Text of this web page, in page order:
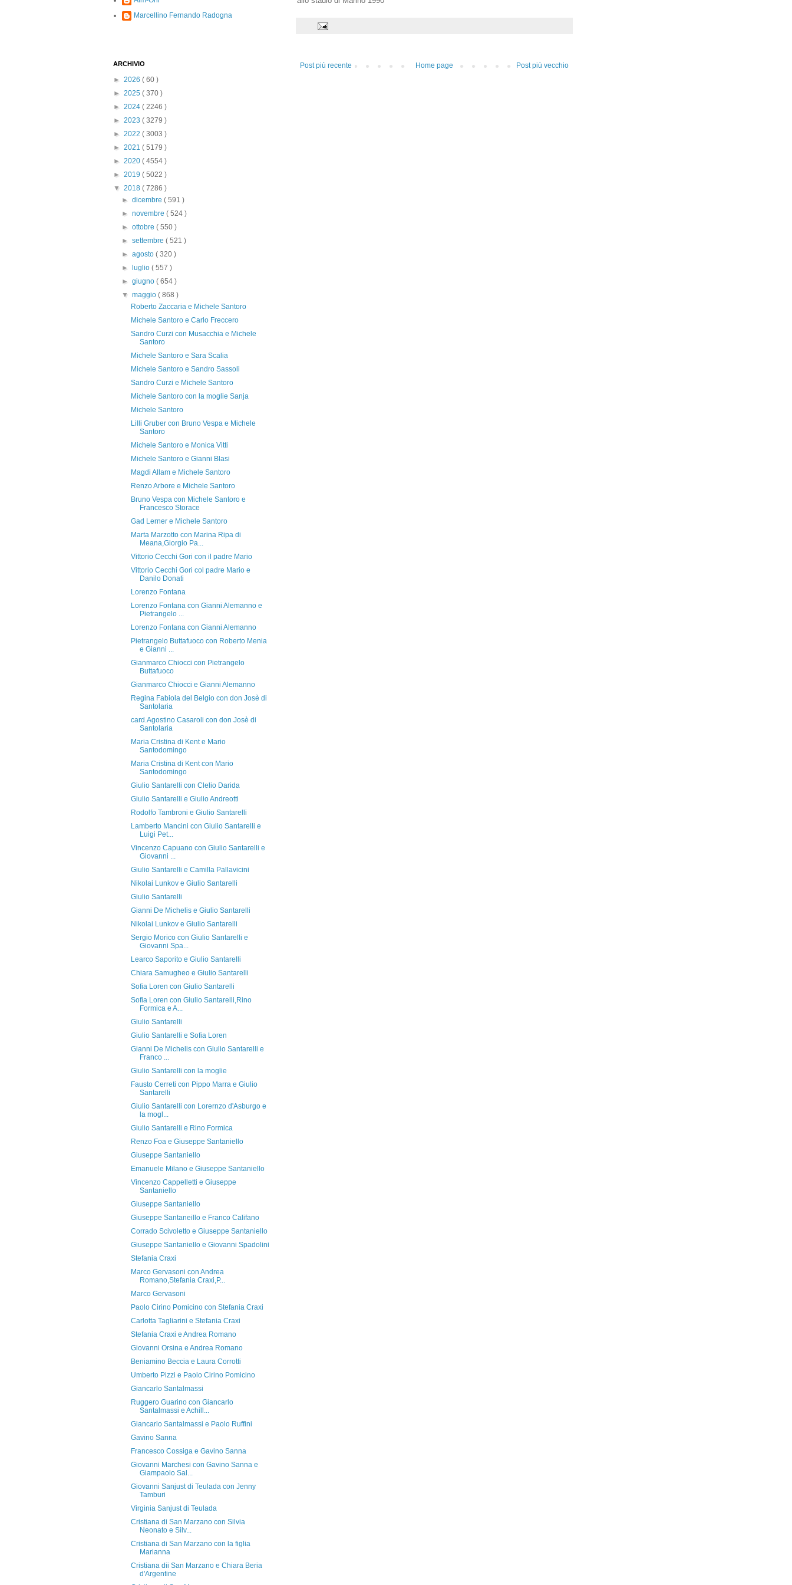
Post più recente Post più vecchio
Home page
Marcellino Fernando Radogna
ARCHIVIO
► 2026 ( 60 )
► 2025 ( 370 )
► 2024 ( 2246 )
► 2023 ( 3279 )
► 2022 ( 3003 )
► 2021 ( 5179 )
► 2020 ( 4554 )
► 2019 ( 5022 )
▼ 2018 ( 7286 )
►dicembre( 591 )
►novembre( 524 )
►ottobre( 550 )
►settembre( 521 )
►agosto( 320 )
►
luglio( 557 )
►giugno( 654 )
▼maggio( 868 )
Roberto Zaccaria e Michele Santoro
Michele Santoro e Carlo Freccero
Sandro Curzi con Musacchia e Michele
Santoro
Michele Santoro e Sara Scalia
Michele Santoro e Sandro Sassoli
Sandro Curzi e Michele Santoro
Michele Santoro con la moglie Sanja
Michele Santoro
Lilli Gruber con Bruno Vespa e Michele
Santoro
Michele Santoro e Monica Vitti
Michele Santoro e Gianni Blasi
Magdi Allam e Michele Santoro
Renzo Arbore e Michele Santoro
Bruno Vespa con Michele Santoro e
Francesco Storace
Gad Lerner e Michele Santoro
Marta Marzotto con Marina Ripa di
Meana,Giorgio Pa...
Vittorio Cecchi Gori con il padre Mario
Vittorio Cecchi Gori col padre Mario e
Danilo Donati
Lorenzo Fontana
Lorenzo Fontana con Gianni Alemanno e
Pietrangelo ...
Lorenzo Fontana con Gianni Alemanno
Pietrangelo Buttafuoco con Roberto Menia
e Gianni ...
Gianmarco Chiocci con Pietrangelo
Buttafuoco
Gianmarco Chiocci e Gianni Alemanno
Regina Fabiola del Belgio con don Josè di
Santolaria
card.Agostino Casaroli con don Josè di
Santolaria
Maria Cristina di Kent e Mario
Santodomingo
Maria Cristina di Kent con Mario
Santodomingo
Giulio Santarelli con Clelio Darida
Giulio Santarelli e Giulio Andreotti
Rodolfo Tambroni e Giulio Santarelli
Lamberto Mancini con Giulio Santarelli e
Luigi Pet...
Vincenzo Capuano con Giulio Santarelli e
Giovanni ...
Giulio Santarelli e Camilla Pallavicini
Nikolai Lunkov e Giulio Santarelli
Giulio Santarelli
Gianni De Michelis e Giulio Santarelli
Nikolai Lunkov e Giulio Santarelli
Sergio Morico con Giulio Santarelli e
Giovanni Spa...
Learco Saporito e Giulio Santarelli
Chiara Samugheo e Giulio Santarelli
Sofia Loren con Giulio Santarelli
Sofia Loren con Giulio Santarelli,Rino
Formica e A...
Giulio Santarelli
Giulio Santarelli e Sofia Loren
Gianni De Michelis con Giulio Santarelli e
Franco ...
Giulio Santarelli con la moglie
Fausto Cerreti con Pippo Marra e Giulio
Santarelli
Giulio Santarelli con Lorernzo d'Asburgo e
la mogl...
Giulio Santarelli e Rino Formica
Renzo Foa e Giuseppe Santaniello
Giuseppe Santaniello
Emanuele Milano e Giuseppe Santaniello
Vincenzo Cappelletti e Giuseppe
Santaniello
Giuseppe Santaniello
Giuseppe Santaneillo e Franco Califano
Corrado Scivoletto e Giuseppe Santaniello
Giuseppe Santaniello e Giovanni Spadolini
Stefania Craxi
Marco Gervasoni con Andrea
Romano,Stefania Craxi,P...
Marco Gervasoni
Paolo Cirino Pomicino con Stefania Craxi
Carlotta Tagliarini e Stefania Craxi
Stefania Craxi e Andrea Romano
Giovanni Orsina e Andrea Romano
Beniamino Beccia e Laura Corrotti
Umberto Pizzi e Paolo Cirino Pomicino
Giancarlo Santalmassi
Ruggero Guarino con Giancarlo
Santalmassi e Achill...
Giancarlo Santalmassi e Paolo Ruffini
Gavino Sanna
Francesco Cossiga e Gavino Sanna
Giovanni Marchesi con Gavino Sanna e
Giampaolo Sal...
Giovanni Sanjust di Teulada con Jenny
Tamburi
Virginia Sanjust di Teulada
Cristiana di San Marzano con Silvia
Neonato e Silv...
Cristiana di San Marzano con la figlia
Marianna
Cristiana dii San Marzano e Chiara Beria
d'Argentine